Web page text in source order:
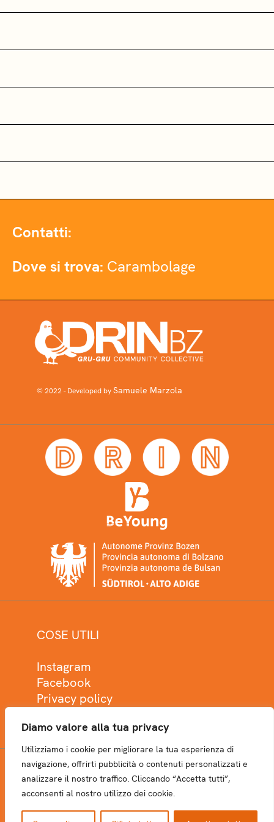
Diamo valore alla tua privacy
Utilizziamo i cookie per migliorare la tua esperienza di
navigazione, offrirti pubblicità o contenuti personalizzati e
analizzare il nostro traffico. Cliccando “Accetta tutti”,
acconsenti al nostro utilizzo dei cookie.
Contatti:
Dove si trova: Carambolage
© 2022 - Developed bySamuele Marzola
COSE UTILI
Instagram
Facebook
Privacy policy
NEWSLETTER